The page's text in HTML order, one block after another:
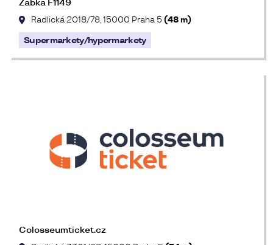
Žabka F1149
Radlická 2018/78, 15000 Praha 5(48 m)
Supermarkety/hypermarkety
Colosseumticket.cz